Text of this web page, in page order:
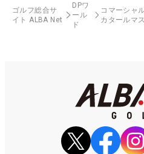
ゴルフ総合サ
イト ALBA Net
DPワ
ール
ド
コマーシャ
カタールマ